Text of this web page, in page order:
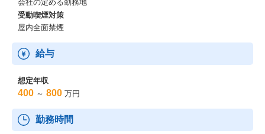
会社の定める勤務地
受動喫煙対策
屋内全面禁煙
給与
想定年収
400 ～ 800 万円
勤務時間